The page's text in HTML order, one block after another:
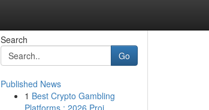
Search
Go
Published News
1 Best Crypto Gambling
Platforms : 2026 Proj...